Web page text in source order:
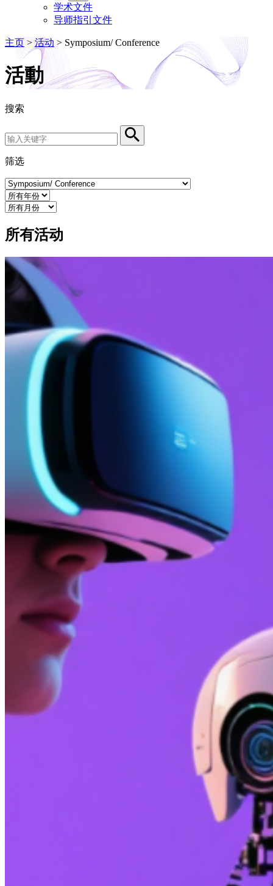
学术文件
导师指引文件
主页 >活动 > Symposium/ Conference
活動
搜索
Search
筛选
Event Category
Year
Month
所有活动